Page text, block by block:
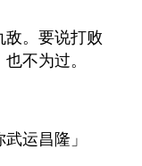
敌。要说打败
不为过。
运昌隆」